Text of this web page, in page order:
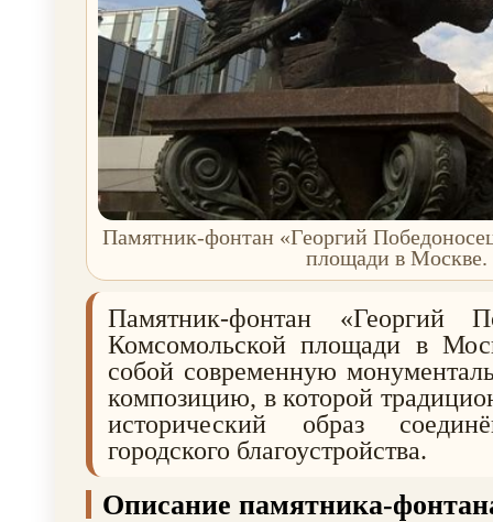
Памятник-фонтан «Георгий
площади в Москве.
Памятник-фонтан «Георгий
Комсомольской площади в
собой современную
композицию, в которой
исторический образ
городского благоустройства.
Описание памятника-